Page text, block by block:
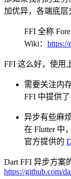
加优异，各端底层
FFI 全称
Wiki：
FFI 这么好，使用
需要关注内
FFI 中提供
异步有些麻
在 Flutter 中
官方提供的
Dart FFI 异步方案
https://github.com/